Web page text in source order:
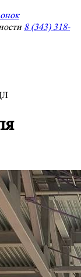
8 (343) 318-